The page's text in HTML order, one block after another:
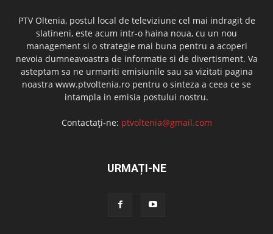
PTV Oltenia, postul local de televiziune cel mai indragit de
slatineni, este acum intr-o haina noua, cu un nou
management si o strategie mai buna pentru a acoperi
nevoia dumneavoastra de informatie si de divertisment. Va
asteptam sa ne urmariti emisiunile sau sa vizitati pagina
noastra www.ptvoltenia.ro pentru o sinteza a ceea ce se
intampla in emisia postului nostru.
Contactați-ne: ptvoltenia@gmail.com
URMAȚI-NE